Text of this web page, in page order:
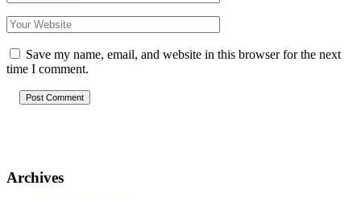
Save my name, email, and website in this browser for the next
time I comment.
Post Comment
Archives